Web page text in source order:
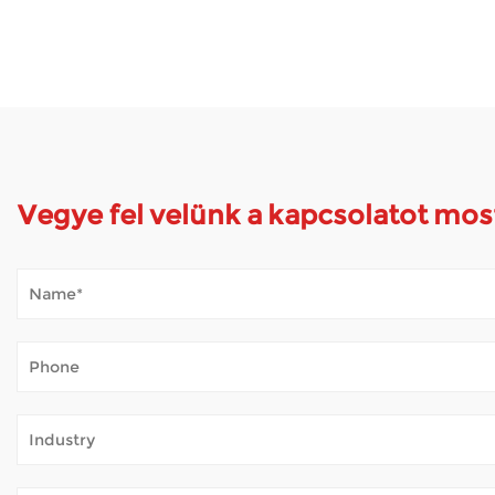
Vegye fel velünk a kapcsolatot
Hogyan bírja a mobil robogó a kültéri időjárást?
élvezze a parkot, vagy egyszerűen csak friss levegőt szívjon.